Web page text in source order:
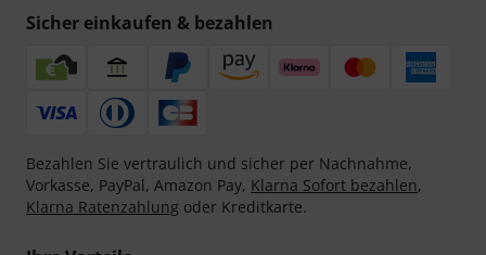
Sicher einkaufen & bezahlen
Bezahlen Sie vertraulich und sicher per Nachnahme,
Vorkasse, PayPal, Amazon Pay, Klarna Sofort bezahlen,
Klarna Ratenzahlung oder Kreditkarte.